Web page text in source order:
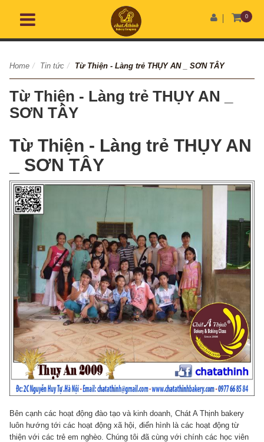
0
Home / Tin tức / Từ Thiện - Làng trẻ THỤY AN _ SƠN TÂY
Từ Thiện - Làng trẻ THỤY AN _
SƠN TÂY
Từ Thiện - Làng trẻ THỤY AN
_ SƠN TÂY
Bên cạnh các hoạt động đào tạo và kinh doanh, Chát A Thịnh bakery
luôn hướng tới các hoạt động xã hội, điển hình là các hoạt động từ
thiện với các trẻ em nghèo. Chúng tôi đã cùng với chính các học viên